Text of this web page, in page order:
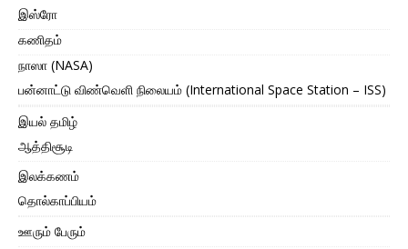
இஸ்ரோ
கணிதம்
நாஸா (NASA)
பன்னாட்டு விண்வெளி நிலையம் (International Space Station – ISS)
இயல் தமிழ்
ஆத்திசூடி
இலக்கணம்
தொல்காப்பியம்
ஊரும் பேரும்